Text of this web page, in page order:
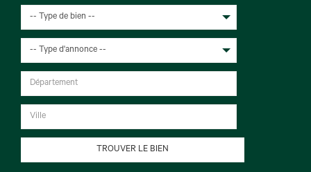
-- Type de bien --
-- Type d'annonce --
TROUVER LE BIEN